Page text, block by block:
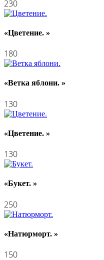
230
«Цветение. »
180
«Ветка яблони. »
130
«Цветение. »
130
«Букет. »
250
«Натюрморт. »
150